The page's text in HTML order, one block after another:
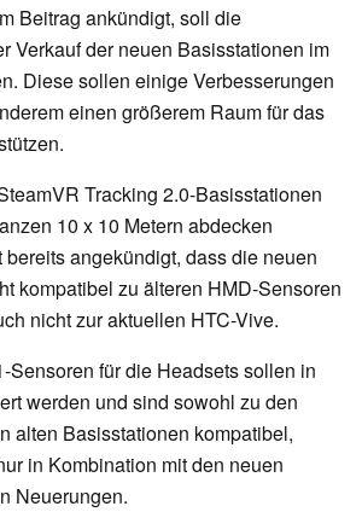
Beitrag ankündigt, soll die
Verkauf der neuen Basisstationen im
Diese sollen einige Verbesserungen
einen größerem Raum für das
Tracking 2.0-Basisstationen
10 x 10 Metern abdecken
bereits angekündigt, dass die neuen
kompatibel zu älteren HMD-Sensoren
nicht zur aktuellen HTC-Vive.
Sensoren für die Headsets sollen in
werden und sind sowohl zu den
alten Basisstationen kompatibel,
in Kombination mit den neuen
Neuerungen.